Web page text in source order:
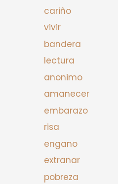
cariño
vivir
bandera
lectura
anonimo
amanecer
embarazo
risa
engano
extranar
pobreza